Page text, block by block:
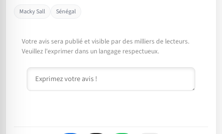
Macky Sall Sénégal
Votre avis sera publié et visible par des milliers de lecteurs.
Veuillez l'exprimer dans un langage respectueux.
Commentaire